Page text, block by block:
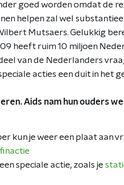
goed worden omdat de
helpen zal wel
Mutsaers. Gelukkig
heeft ruim 10 miljoen
van de Nederlanders
acties een duit in het
Aids nam hun ouders
kun je weer een plaat aan
speciale actie, zoals je